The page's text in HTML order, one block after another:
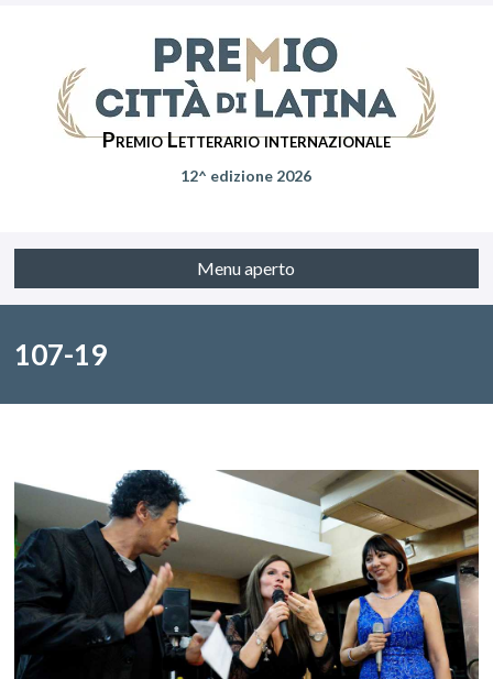
Premio Letterario internazionale
12^ edizione 2026
Menu aperto
107-19